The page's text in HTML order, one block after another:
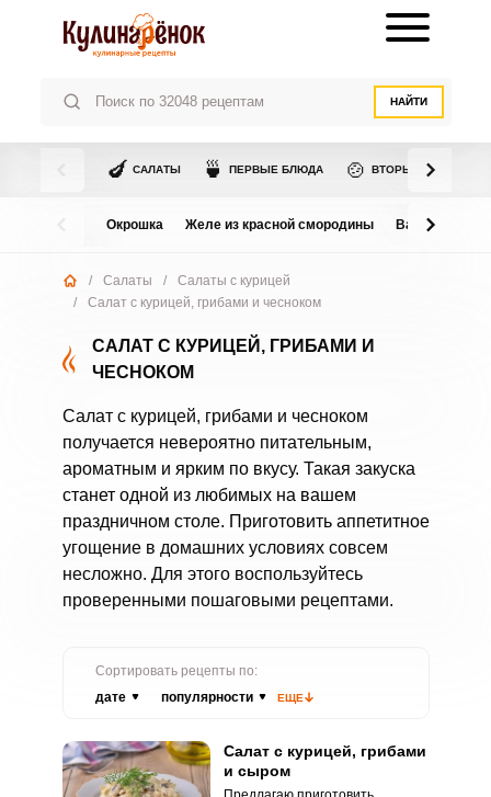
НАЙТИ
🍆 САЛАТЫ 🍵 ПЕРВЫЕ БЛЮДА 🍲 ВТОРЫЕ БЛЮДА
Окрошка Желе из красной смородины Варенье из
/ Салаты /
Салаты с курицей
/
Салат с курицей, грибами и чесноком
САЛАТ С КУРИЦЕЙ, ГРИБАМИ И
ЧЕСНОКОМ
Салат с курицей, грибами и чесноком
получается невероятно питательным,
ароматным и ярким по вкусу. Такая закуска
станет одной из любимых на вашем
праздничном столе. Приготовить аппетитное
угощение в домашних условиях совсем
несложно. Для этого воспользуйтесь
проверенными пошаговыми рецептами.
Сортировать рецепты по:
дате
популярности ЕЩЕ
Салат с курицей, грибами
и сыром